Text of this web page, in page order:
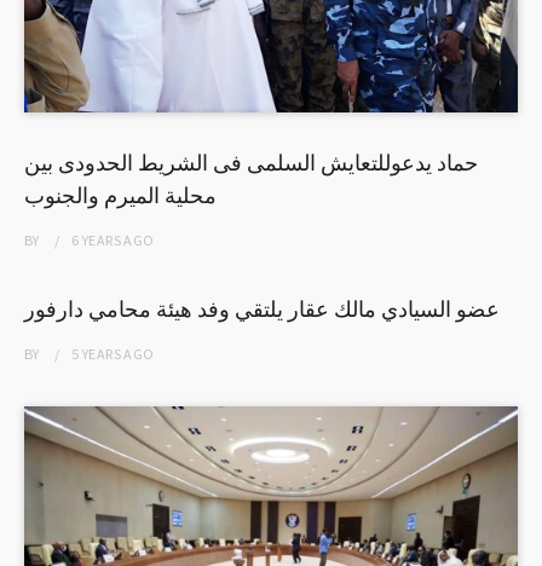
حماد يدعوللتعايش السلمى فى الشريط الحدودى بين
محلية الميرم والجنوب
BY 6 YEARSAGO
عضو السيادي مالك عقار يلتقي وفد هيئة محامي دارفور
BY 5 YEARSAGO